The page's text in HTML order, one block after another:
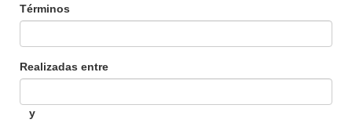
Términos
Realizadas entre
y